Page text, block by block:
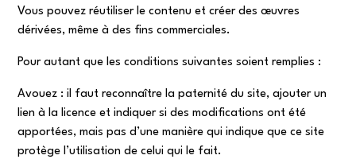
Vous pouvez réutiliser le contenu et créer des œuvres
dérivées, même à des fins commerciales.
Pour autant que les conditions suivantes soient remplies :
Avouez : il faut reconnaître la paternité du site, ajouter un
lien à la licence et indiquer si des modifications ont été
apportées, mais pas d’une manière qui indique que ce site
protège l’utilisation de celui qui le fait.